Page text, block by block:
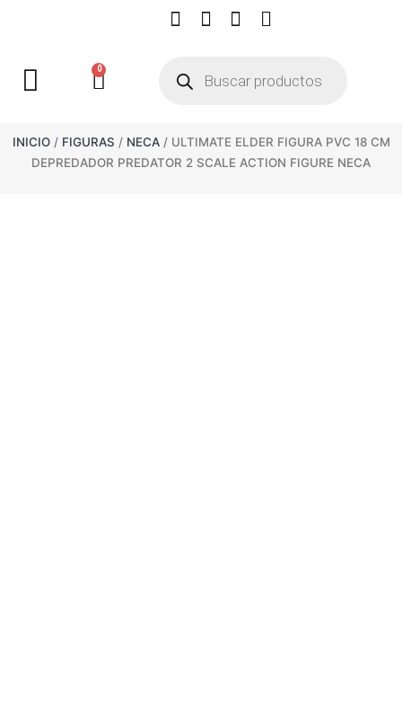
0
INICIO/ FIGURAS / NECA/ ULTIMATE ELDER FIGURA PVC 18 CM
DEPREDADOR PREDATOR 2 SCALE ACTION FIGURE NECA